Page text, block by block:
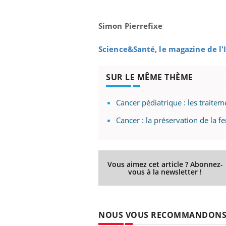
Simon Pierrefixe
Science&Santé, le magazine de
SUR LE MÊME THÈME
Cancer pédiatrique : les
Cancer : la préservation de la
Vous aimez cet article ? Abonnez-
vous à la newsletter !
NOUS VOUS RECOMMANDONS
Carence en fer : comprendre pour
Fatigue, irritabilité, brouillard mental ou
même alopécie… Les symptômes de la